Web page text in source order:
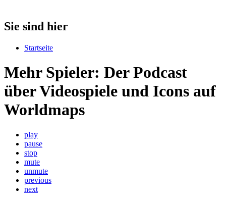
Sie sind hier
Startseite
Mehr Spieler: Der Podcast
über Videospiele und Icons auf
Worldmaps
play
pause
stop
mute
unmute
previous
next